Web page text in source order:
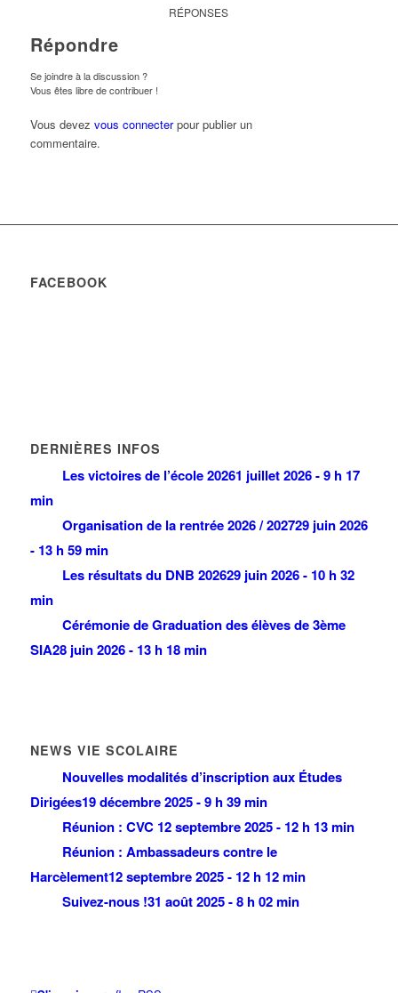
RÉPONSES
Répondre
Se joindre à la discussion ?
Vous êtes libre de contribuer !
Vous devez vous connecterpour publier un
commentaire.
FACEBOOK
DERNIÈRES INFOS
Les victoires de l’école 20261 juillet 2026 - 9 h 17
min
Organisation de la rentrée 2026 / 202729 juin 2026
- 13 h 59 min
Les résultats du DNB 202629 juin 2026 - 10 h 32
min
Cérémonie de Graduation des élèves de 3ème
SIA28 juin 2026 - 13 h 18 min
NEWS VIE SCOLAIRE
Nouvelles modalités d’inscription aux Études
Dirigées19 décembre 2025 - 9 h 39 min
Réunion : CVC 12 septembre 2025 - 12 h 13 min
Réunion : Ambassadeurs contre le
Harcèlement12 septembre 2025 - 12 h 12 min
Suivez-nous !31 août 2025 - 8 h 02 min